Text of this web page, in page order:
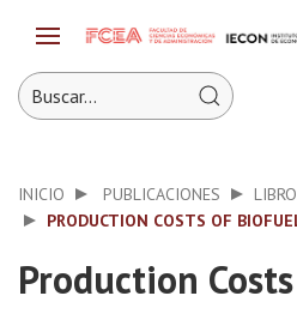
INICIO PUBLICACIONES
PRODUCTION COSTS OF
Production